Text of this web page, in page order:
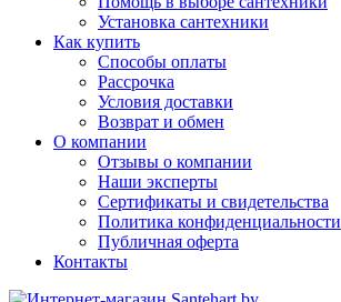
Установка сантехники
Как купить
Способы оплаты
Рассрочка
Условия доставки
Возврат и обмен
О компании
Отзывы о компании
Наши эксперты
Сертификаты и свидетельства
Политика конфиденциальности
Публичная оферта
Контакты